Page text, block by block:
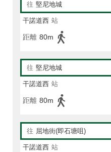
往 堅尼地城
干諾道西 站
距離 80m
往 堅尼地城
干諾道西 站
距離 80m
往 屈地街(即石塘咀)
干諾道西 站